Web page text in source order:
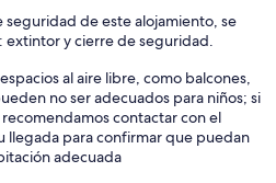
seguridad de este alojamiento, se
extintor y cierre de seguridad.
al aire libre, como balcones,
no ser adecuados para niños; si
contactar con el
llegada para confirmar que puedan
adecuada